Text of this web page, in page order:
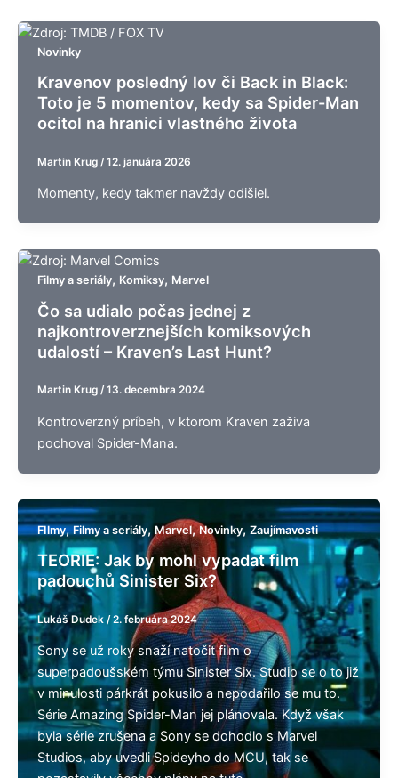
Novinky
Kravenov posledný lov či Back in Black:
Toto je 5 momentov, kedy sa Spider-Man
ocitol na hranici vlastného života
Martin Krug / 12. januára 2026
Momenty, kedy takmer navždy odišiel.
Filmy a seriály, Komiksy, Marvel
Čo sa udialo počas jednej z
najkontroverznejších komiksových
udalostí – Kraven’s Last Hunt?
Martin Krug / 13. decembra 2024
Kontroverzný príbeh, v ktorom Kraven zaživa
pochoval Spider-Mana.
FIlmy,Filmy a seriály, Marvel,Novinky,Zaujímavosti
TEORIE: Jak by mohl vypadat film
padouchů Sinister Six?
Lukáš Dudek /2. februára 2024
Sony se už roky snaží natočit film o
superpadoušském týmu Sinister Six. Studio se o to již
v minulosti párkrát pokusilo a nepodařilo se mu to.
Série Amazing Spider-Man jej plánovala. Když však
byla série zrušena a Sony se dohodlo s Marvel
Studios, aby uvedli Spideyho do MCU, tak se